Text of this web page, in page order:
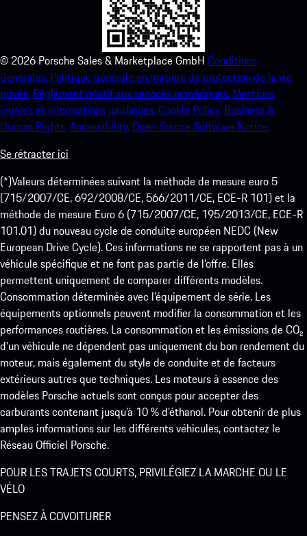
© 2026 Porsche Sales & Marketplace GmbH Conditions
Générales. Politique générale en matière de protection de la vie
privée. Règlement relatif aux services numériques. Mentions
légales et informations juridiques.Cookie Policy. Business &
Human Rights.Accessibility.Open Source Software Notice.
Se rétracter ici
(*)Valeurs déterminées suivant la méthode de mesure euro 5
(715/2007/CE, 692/2008/CE, 566/2011/CE, ECE-R 101) et la
méthode de mesure Euro 6 (715/2007/CE, 195/2013/CE, ECE-R
101.01) du nouveau cycle de conduite européen NEDC (New
European Drive Cycle). Ces informations ne se rapportent pas à un
véhicule spécifique et ne font pas partie de l’offre. Elles
permettent uniquement de comparer différents modèles.
Consommation déterminée avec l’équipement de série. Les
équipements optionnels peuvent modifier la consommation et les
performances routières. La consommation et les émissions de CO₂
d’un véhicule ne dépendent pas uniquement du bon rendement du
moteur, mais également du style de conduite et de facteurs
extérieurs autres que techniques. Les moteurs à essence des
modèles Porsche actuels sont conçus pour accepter des
carburants contenant jusqu’à 10 % d’éthanol. Pour obtenir de plus
amples informations sur les différents véhicules, contactez le
Réseau Officiel Porsche.
POUR LES TRAJETS COURTS, PRIVILÉGIEZ LA MARCHE OU LE
VÉLO
PENSEZ À COVOITURER